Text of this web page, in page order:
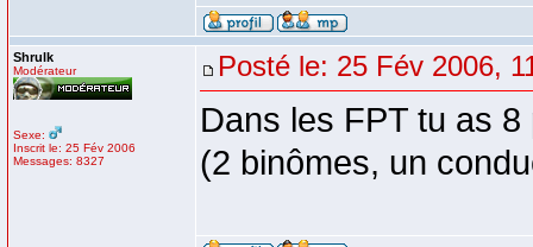
Shrulk
Modérateur
Sexe:
Inscrit le: 25 Fév 2006
Messages: 8327
Posté le: 25 Fév 2006,
Dans les FPT tu as
(2 binômes, un